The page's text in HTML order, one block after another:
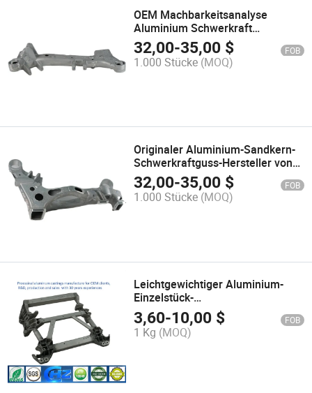
OEM Machbarkeitsanalyse
Aluminium Schwerkraft
Niederdruck Hochdruck
Druckguss CNC
Präzisionsbearbeitung
32,00-35,00 $ FOB
1.000 Stücke (MOQ)
Originaler Aluminium-Sandkern-
Schwerkraftguss-Hersteller von
Autoteilen Vorderachsen-
Unterrahmen
32,00-35,00 $ FOB
1.000 Stücke (MOQ)
Leichtgewichtiger Aluminium-
Einzelstück-
Aufhängungsunterrahmen mit
Hochleistungsfunktion
3,60-10,00 $ FOB
1 Kg (MOQ)